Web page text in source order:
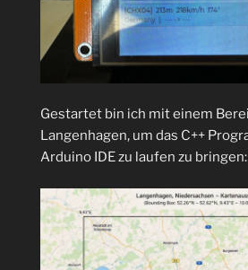
Gestartet bin ich mit einem
Langenhagen, um das C++
Arduino IDE zu laufen zu bringen: